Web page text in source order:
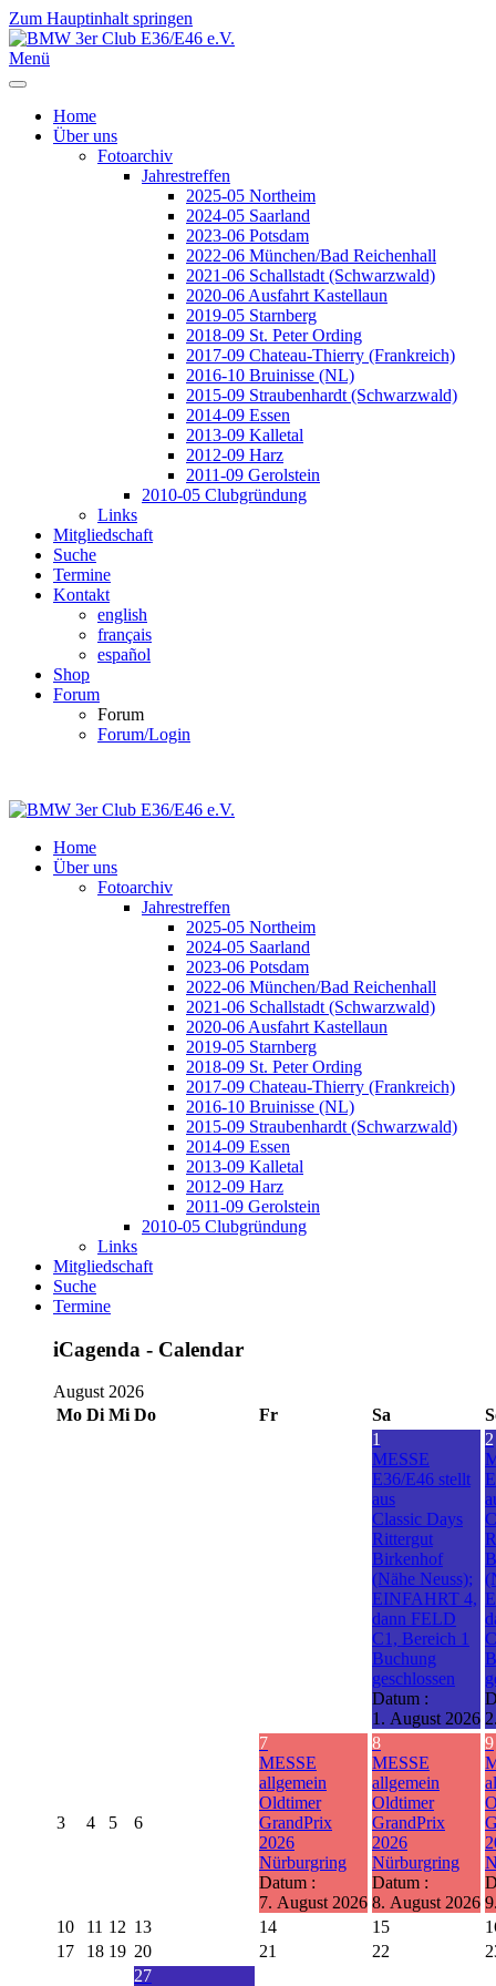
Zum Hauptinhalt springen
Menü
Home
Über uns
Fotoarchiv
Jahrestreffen
2025-05 Northeim
2024-05 Saarland
2023-06 Potsdam
2022-06 München/Bad Reichenhall
2021-06 Schallstadt (Schwarzwald)
2020-06 Ausfahrt Kastellaun
2019-05 Starnberg
2018-09 St. Peter Ording
2017-09 Chateau-Thierry (Frankreich)
2016-10 Bruinisse (NL)
2015-09 Straubenhardt (Schwarzwald)
2014-09 Essen
2013-09 Kalletal
2012-09 Harz
2011-09 Gerolstein
2010-05 Clubgründung
Links
Mitgliedschaft
Suche
Termine
Kontakt
english
français
español
Shop
Forum
Forum
Forum/Login
Home
Über uns
Fotoarchiv
Jahrestreffen
2025-05 Northeim
2024-05 Saarland
2023-06 Potsdam
2022-06 München/Bad Reichenhall
2021-06 Schallstadt (Schwarzwald)
2020-06 Ausfahrt Kastellaun
2019-05 Starnberg
2018-09 St. Peter Ording
2017-09 Chateau-Thierry (Frankreich)
2016-10 Bruinisse (NL)
2015-09 Straubenhardt (Schwarzwald)
2014-09 Essen
2013-09 Kalletal
2012-09 Harz
2011-09 Gerolstein
2010-05 Clubgründung
Links
Mitgliedschaft
Suche
Termine
iCagenda - Calendar
Jahr
Monat
Jahr
Monat
August 2026
Mo Di Mi Do Fr Sa
1
MESSE
E36/E46 stellt
aus
Classic Days
Rittergut
Birkenhof
(Nähe Neuss);
EINFAHRT 4,
dann FELD
C1, Bereich 1
Buchung
geschlossen
Datum :
1. August 2026
2
3 4 5 6
7
MESSE
allgemein
Oldtimer
GrandPrix
2026
Nürburgring
Datum :
7. August 2026
8
MESSE
allgemein
Oldtimer
GrandPrix
2026
Nürburgring
Datum :
8. August 2026
9
10
11 12 13 14 15
17
18 19 20 21 22
27